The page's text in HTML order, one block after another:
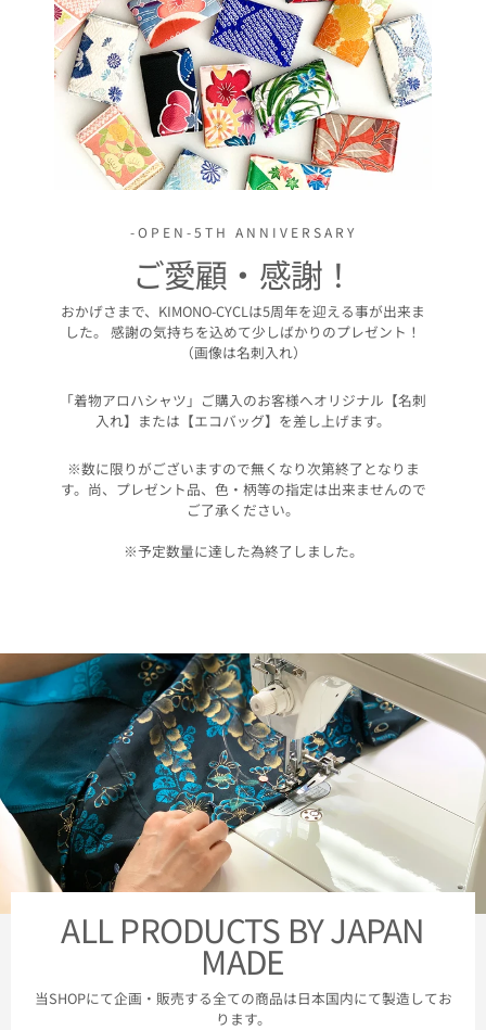
-OPEN-5TH ANNIVERSARY
ご愛顧・感謝！
おかげさまで、KIMONO-CYCLは5周年を迎える事が出来ま
した。 感謝の気持ちを込めて少しばかりのプレゼント！
（画像は名刺入れ）
「着物アロハシャツ」ご購入のお客様へオリジナル【名刺
入れ】または【エコバッグ】を差し上げます。
※数に限りがございますので無くなり次第終了となりま
す。尚、プレゼント品、色・柄等の指定は出来ませんので
ご了承ください。
※予定数量に達した為終了しました。
ALL PRODUCTS BY JAPAN
MADE
当SHOPにて企画・販売する全ての商品は日本国内にて製造してお
ります。